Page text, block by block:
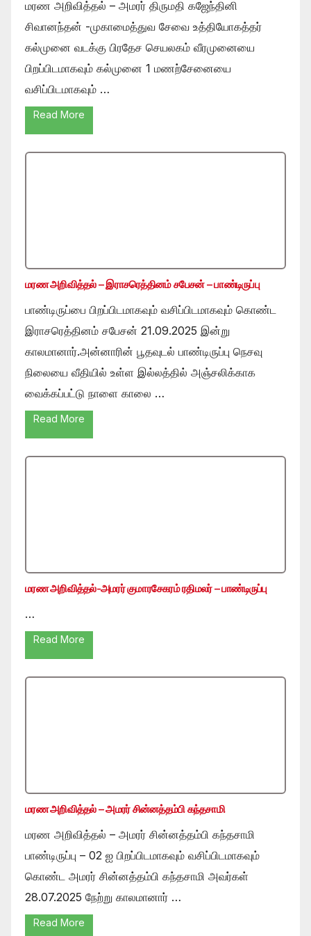
மரண அறிவித்தல் – அமரர் திருமதி கஜேந்தினி
சிவானந்தன் -முகாமைத்துவ சேவை உத்தியோகத்தர்
கல்முனை வடக்கு பிரதேச செயலகம் வீரமுனையை
பிறப்பிடமாகவும் கல்முனை 1 மணற்சேனையை
வசிப்பிடமாகவும் …
Read More
மரண அறிவித்தல் – இராசரெத்தினம் சபேசன் – பாண்டிருப்பு
பாண்டிருப்பை பிறப்பிடமாகவும் வசிப்பிடமாகவும் கொண்ட
இராசரெத்தினம் சபேசன் 21.09.2025 இன்று
காலமானார்.அன்னாரின் பூதவுடல் பாண்டிருப்பு நெசவு
நிலையை வீதியில் உள்ள இல்லத்தில் அஞ்சலிக்காக
வைக்கப்பட்டு நாளை காலை …
Read More
மரண அறிவித்தல்-அமரர் குமாரசேகரம் ரதிமலர் – பாண்டிருப்பு
…
Read More
மரண அறிவித்தல் – அமரர் சின்னத்தம்பி கந்தசாமி
மரண அறிவித்தல் – அமரர் சின்னத்தம்பி கந்தசாமி
பாண்டிருப்பு – 02 ஐ பிறப்பிடமாகவும் வசிப்பிடமாகவும்
கொண்ட அமரர் சின்னத்தம்பி கந்தசாமி அவர்கள்
28.07.2025 நேற்று காலமானார் …
Read More